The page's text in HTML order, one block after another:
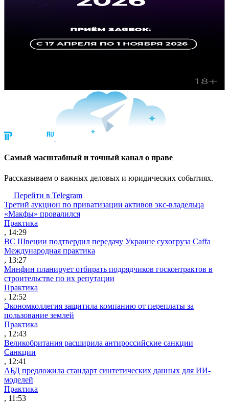
Cамый масштабный и точный канал о праве
Рассказываем о важных деловых и юридических событиях.
Перейти в Telegram
Третий аукцион по приватизации активов экс-владельца
«Макфы» провалился
Практика
, 14:29
ВС Швеции подтвердил передачу Украине сухогруза Caffa
Международная практика
, 13:27
Минфин планирует отбирать подрядчиков госконтрактов в
строительстве по их репутации
Практика
, 12:52
Экономколлегия защитила компанию от переплаты за
пользование землей
Практика
, 12:43
Великобритания расширила антироссийские санкции
Санкции
, 12:41
АБД предложила стандарт синтетических данных для ИИ-
моделей
Практика
, 11:53